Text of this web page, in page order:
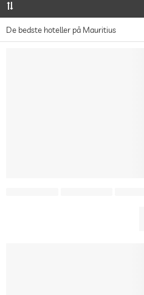
De bedste hoteller på Mauritius